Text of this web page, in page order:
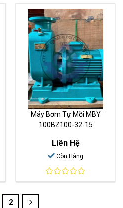
out
of
5
Máy Bơm Tự Mồi MBY
100BZ100-32-15
Liên Hệ
Còn Hàng
0
2